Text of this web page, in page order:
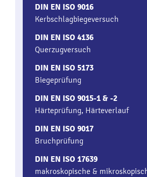
DIN EN ISO 9016
Kerbschlagbiegeversuch
DIN EN ISO 4136
Querzugversuch
DIN EN ISO 5173
Biegeprüfung
DIN EN ISO 9015-1 & -2
Härteprüfung, Härteverlauf
DIN EN ISO 9017
Bruchprüfung
DIN EN ISO 17639
makroskopische &